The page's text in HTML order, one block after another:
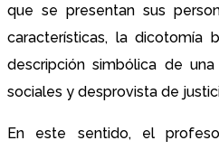
que se presentan sus
características, la dicotomía
descripción simbólica de
sociales y desprovista de
En este sentido, el